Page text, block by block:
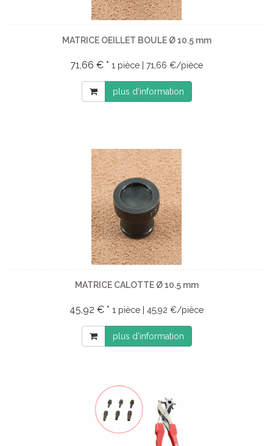
MATRICE OEILLET BOULE Ø 10.5 mm
71,66 € * 1 pièce | 71,66 €/pièce
plus d'information
MATRICE CALOTTE Ø 10.5 mm
45,92 € * 1 pièce | 45,92 €/pièce
plus d'information